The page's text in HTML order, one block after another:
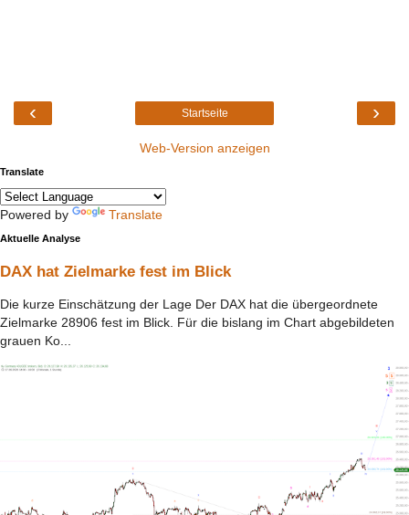
‹ ›
Startseite
Web-Version anzeigen
Translate
Powered by Translate
Aktuelle Analyse
DAX hat Zielmarke fest im Blick
Die kurze Einschätzung der Lage Der DAX hat die übergeordnete
Zielmarke 28906 fest im Blick. Für die bislang im Chart abgebildeten
grauen Ko...